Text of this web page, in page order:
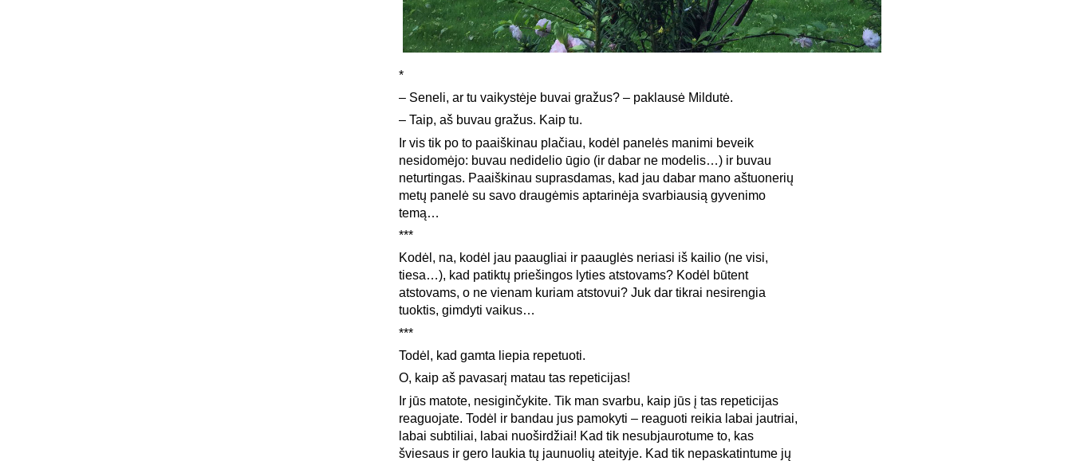
*
– Seneli, ar tu vaikystėje buvai gražus? – paklausė Mildutė.
– Taip, aš buvau gražus. Kaip tu.
Ir vis tik po to paaiškinau plačiau, kodėl panelės manimi beveik
nesidomėjo: buvau nedidelio ūgio (ir dabar ne modelis…) ir buvau
neturtingas. Paaiškinau suprasdamas, kad jau dabar mano aštuonerių
metų panelė su savo draugėmis aptarinėja svarbiausią gyvenimo
temą…
***
Kodėl, na, kodėl jau paaugliai ir paauglės neriasi iš kailio (ne visi,
tiesa…), kad patiktų priešingos lyties atstovams? Kodėl būtent
atstovams, o ne vienam kuriam atstovui? Juk dar tikrai nesirengia
tuoktis, gimdyti vaikus…
***
Todėl, kad gamta liepia repetuoti.
O, kaip aš pavasarį matau tas repeticijas!
Ir jūs matote, nesiginčykite. Tik man svarbu, kaip jūs į tas repeticijas
reaguojate. Todėl ir bandau jus pamokyti – reaguoti reikia labai jautriai,
labai subtiliai, labai nuoširdžiai! Kad tik nesubjaurotume to, kas
šviesaus ir gero laukia tų jaunuolių ateityje. Kad tik nepaskatintume jų